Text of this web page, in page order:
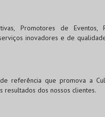
Promotores de
inovadores e de
referência que promova a
resultados dos nossos clientes.